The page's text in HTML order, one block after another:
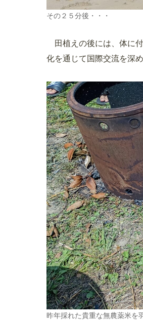
その２５分後・・・
田植えの後には、体に
化を通じて国際交流を深め
昨年採れた貴重な無農薬米を